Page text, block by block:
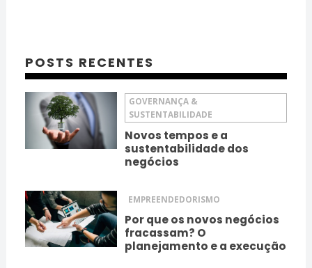
POSTS RECENTES
GOVERNANÇA &
SUSTENTABILIDADE
Novos tempos e a
sustentabilidade dos
negócios
EMPREENDEDORISMO
Por que os novos negócios
fracassam? O
planejamento e a execução